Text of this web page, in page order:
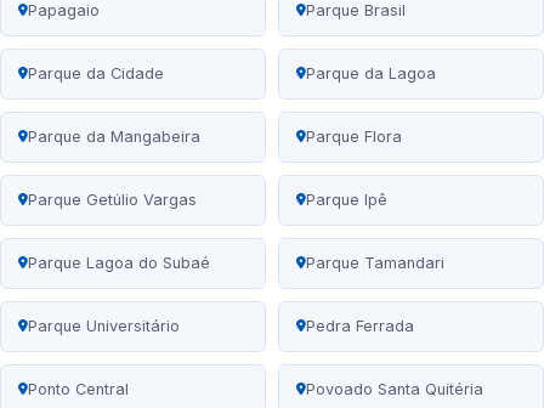
Papagaio Parque Brasil
Parque da Cidade Parque da Lagoa
Parque da Mangabeira Parque Flora
Parque Getúlio Vargas Parque Ipê
Parque Lagoa do Subaé Parque Tamandari
Parque Universitário Pedra Ferrada
Ponto Central Povoado Santa Quitéria